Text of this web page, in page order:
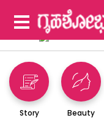
Story Beauty